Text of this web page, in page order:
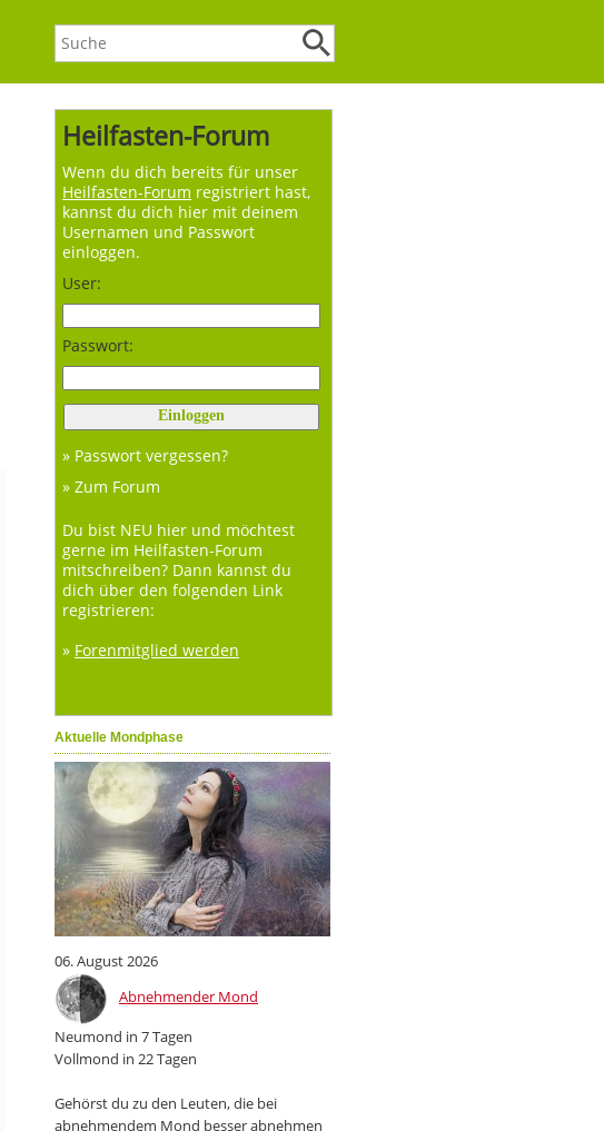
Heilfasten-Forum
Wenn du dich bereits für unser
Heilfasten-Forum registriert hast,
kannst du dich hier mit deinem
Usernamen und Passwort
einloggen.
User:
Passwort:
» Passwort vergessen?
» Zum Forum
Du bist NEU hier und möchtest
gerne im Heilfasten-Forum
mitschreiben? Dann kannst du
dich über den folgenden Link
registrieren:
» Forenmitglied werden
Aktuelle Mondphase
06. August 2026
Abnehmender Mond
Neumond in 7 Tagen
Vollmond in 22 Tagen
Gehörst du zu den Leuten, die bei
abnehmendem Mond besser abnehmen